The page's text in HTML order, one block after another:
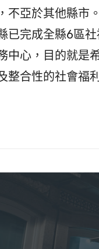
不亞於其他縣市
已完成全縣6區
中心，目的就是
整合性的社會福